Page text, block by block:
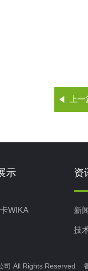
上
示
WIKA
资
新
技
司 All Rights Reserved